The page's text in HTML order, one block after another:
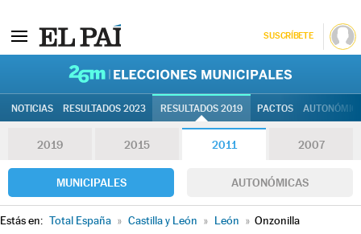
SUSCRÍBETE
NOTICIAS RESULTADOS 2023 RESULTADOS 2019 PACTOS
2019 2015 2011 2007
MUNICIPALES AUTONÓMICAS
Estás en: Total España » Castilla y León » León » Onzonilla